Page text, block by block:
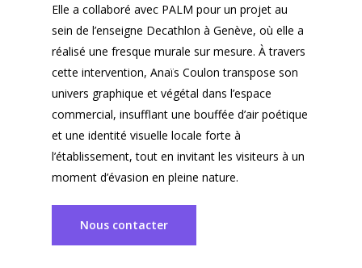
Elle a collaboré avec PALM pour un projet au
sein de l’enseigne Decathlon à Genève, où elle a
réalisé une fresque murale sur mesure. À travers
cette intervention, Anaïs Coulon transpose son
univers graphique et végétal dans l’espace
commercial, insufflant une bouffée d’air poétique
et une identité visuelle locale forte à
l’établissement, tout en invitant les visiteurs à un
moment d’évasion en pleine nature.
Nous contacter